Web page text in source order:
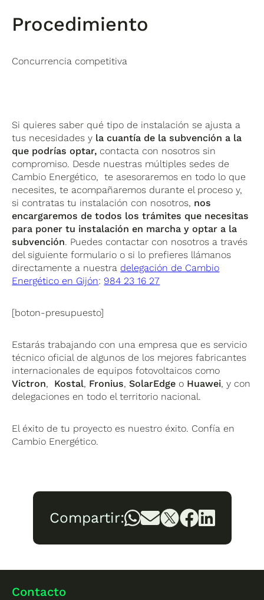
Procedimiento
Concurrencia competitiva
Si quieres saber qué tipo de instalación se ajusta a
tus necesidades y la cuantía de la subvención a la
que podrías optar, contacta con nosotros sin
compromiso. Desde nuestras múltiples sedes de
Cambio Energético, te asesoraremos en todo lo que
necesites, te acompañaremos durante el proceso y,
si contratas tu instalación con nosotros, nos
encargaremos de todos los trámites que necesitas
para poner tu instalación en marcha y optar a la
subvención. Puedes contactar con nosotros a través
del siguiente formulario o si lo prefieres llámanos
directamente a nuestra delegación de Cambio
Energético en Gijón: 984 23 16 27
[boton-presupuesto]
Estarás trabajando con una empresa que es servicio
técnico oficial de algunos de los mejores fabricantes
internacionales de equipos fotovoltaicos como
Victron, Kostal, Fronius,SolarEdge o Huawei, y con
delegaciones en todo el territorio nacional.
El éxito de tu proyecto es nuestro éxito. Confía en
Cambio Energético.
Compartir:
Contacto